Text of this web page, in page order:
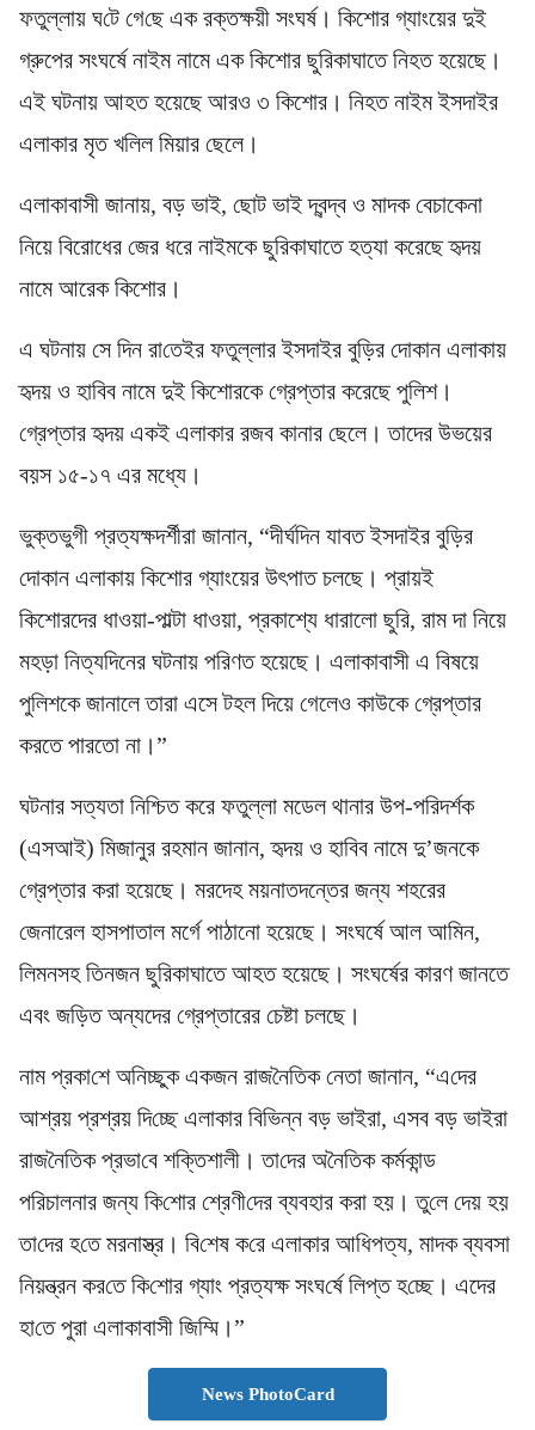
ফতুল্লায় ঘ‌টে গে‌ছে এক রক্তক্ষয়ী সংঘ‌র্ষ। কিশোর গ্যাংয়ের দুই
গ্রুপের সংঘর্ষে নাইম নামে এক কিশোর ছুরিকাঘাতে নিহত হয়েছে।
এই ঘটনায় আহত হয়েছে আরও ৩ কিশোর। নিহত নাইম ইসদাইর
এলাকার মৃত খলিল মিয়ার ছেলে।
এলাকাবাসী জানায়, বড় ভাই, ছোট ভাই দ্বন্দ্ব ও মাদক বেচাকেনা
নিয়ে বিরোধের জের ধরে নাইমকে ছুরিকাঘাতে হত্যা করেছে হৃদয়
নামে আরেক কিশোর।
এ ঘটনায় সে দিন রা‌তেইর ফতুল্লার ইসদাইর বুড়ির দোকান এলাকায়
হৃদয় ও হা‌বিব নামে দুই কিশোরকে গ্রেপ্তার করেছে পুলিশ।
গ্রেপ্তার হৃদয় একই এলাকার রজব কানার ছেলে। তাদের উভয়ের
বয়স ১৫-১৭ এর মধ্যে।
ভুক্তভু‌গী প্রত্যক্ষদর্শীরা জানান, “দীর্ঘদিন যাবত ইসদাইর বুড়ির
দোকান এলাকায় কিশোর গ্যাংয়ের উৎপাত চলছে। প্রায়ই
কিশোরদের ধাওয়া-পাল্টা ধাওয়া, প্রকাশ্যে ধারালো ছুরি, রাম দা নিয়ে
মহড়া নিত্যদিনের ঘটনায় পরিণত হয়েছে। এলাকাবাসী এ বিষয়ে
পুলিশকে জানালে তারা এসে টহল দিয়ে গেলেও কাউকে গ্রেপ্তার
করতে পারতো না।”
ঘটনার সত্যতা নিশ্চিত করে ফতুল্লা মডেল থানার উপ-পরিদর্শক
(এসআই) মিজানুর রহমান জানান, হৃদয় ও হাবিব নামে দু’জনকে
গ্রেপ্তার করা হয়েছে। মরদেহ ময়নাতদন্তের জন্য শহরের
জেনারেল হাসপাতাল মর্গে পাঠানো হয়েছে। সংঘর্ষে আল আমিন,
লিমনসহ তিনজন ছুরিকাঘাতে আহত হয়েছে। সংঘর্ষের কারণ জানতে
এবং জড়িত অন্যদের গ্রেপ্তারের চেষ্টা চলছে।
নাম প্রকা‌শে অ‌নিচ্ছুক একজন রাজ‌নৈ‌তিক নেতা জানান, “এ‌দের
আশ্রয় প্রশ্রয় দি‌চ্ছে এলাকার বি‌ভিন্ন বড় ভাইরা, এসব বড় ভাইরা
রাজ‌নৈ‌তিক প্রভা‌বে শ‌ক্তিশালী। তা‌দের অ‌নৈ‌তিক কর্মকান্ড
প‌রিচালনার জন্য কি‌শোর শ্রেণী‌দের ব্যবহার করা হয়। তু‌লে দেয় হয়
তা‌দের হ‌তে মরনাস্ত্র। ‌বি‌শেষ ক‌রে এলাকার আধিপত্য, মাদক ব্যবসা
নিয়ন্ত্রন কর‌তে কি‌শোর গ্যাং প্রত্যক্ষ সংঘ‌র্ষে লিপ্ত হ‌চ্ছে। এদের
হা‌তে পুরা এলাকাবাসী জি‌ম্মি।”
News PhotoCard